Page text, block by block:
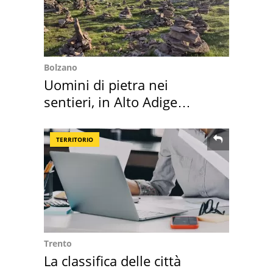
Bolzano
Uomini di pietra nei
sentieri, in Alto Adige
TERRITORIO
Trento
La classifica delle città